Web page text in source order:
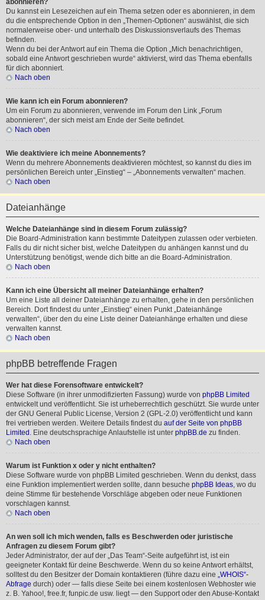
abonnieren?
Du kannst ein Lesezeichen auf ein Thema setzen oder es abonnieren, in dem
du die entsprechende Option in den „Themen-Optionen“ auswählst, die sich
normalerweise ober- und unterhalb des Diskussionsverlaufs des Themas
befinden.
Wenn du bei der Antwort auf ein Thema die Option „Mich benachrichtigen,
sobald eine Antwort geschrieben wurde“ aktivierst, wird das Thema ebenfalls
für dich abonniert.
Nach oben
Wie kann ich ein Forum abonnieren?
Um ein Forum zu abonnieren, verwende im Forum den Link „Forum
abonnieren“, der sich meist am Ende der Seite befindet.
Nach oben
Wie deaktiviere ich meine Abonnements?
Wenn du mehrere Abonnements deaktivieren möchtest, so kannst du dies im
persönlichen Bereich unter „Einstieg“ – „Abonnements verwalten“ machen.
Nach oben
Dateianhänge
Welche Dateianhänge sind in diesem Forum zulässig?
Die Board-Administration kann bestimmte Dateitypen zulassen oder verbieten.
Falls du dir nicht sicher bist, welche Dateitypen du anhängen kannst und du
Unterstützung benötigst, wende dich bitte an die Board-Administration.
Nach oben
Kann ich eine Übersicht all meiner Dateianhänge erhalten?
Um eine Liste all deiner Dateianhänge zu erhalten, gehe in den persönlichen
Bereich. Dort findest du unter „Einstieg“ einen Punkt „Dateianhänge
verwalten“, über den du eine Liste deiner Dateianhänge erhalten und diese
verwalten kannst.
Nach oben
phpBB betreffende Fragen
Wer hat diese Forensoftware entwickelt?
Diese Software (in ihrer unmodifizierten Fassung) wurde von phpBB Limited
entwickelt und veröffentlicht. Sie ist urheberrechtlich geschützt. Sie wurde unter
der GNU General Public License, Version 2 (GPL-2.0) veröffentlicht und kann
frei vertrieben werden. Weitere Details findest du auf der Seite von phpBB
Limited . Eine deutschsprachige Anlaufstelle ist unter phpBB.de zu finden.
Nach oben
Warum ist Funktion x oder y nicht enthalten?
Diese Software wurde von phpBB Limited geschrieben. Wenn du denkst, dass
eine Funktion implementiert werden sollte, dann besuche phpBB Ideas, wo du
deine Stimme für bestehende Vorschläge abgeben oder neue Funktionen
vorschlagen kannst.
Nach oben
An wen soll ich mich wenden, falls es Beschwerden oder juristische
Anfragen zu diesem Forum gibt?
Jeder Administrator, der auf der „Das Team“-Seite aufgeführt ist, ist ein
geeigneter Kontakt für deine Beschwerde. Wenn du so keine Antwort erhältst,
solltest du den Besitzer der Domain kontaktieren (führe dazu eine „WHOIS“-
Abfrage durch) oder — falls diese Seite bei einem kostenlosen Webhoster wie
z. B. Yahoo!, free.fr, funpic.de usw. liegt — den Support oder den Abuse-Kontakt